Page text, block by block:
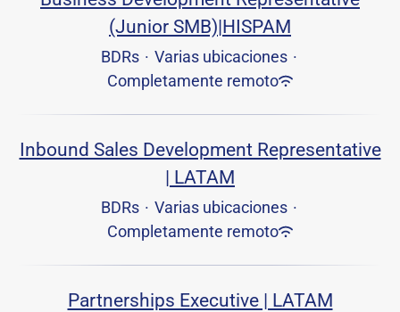
(Junior SMB)|HISPAM
BDRs · Varias ubicaciones ·
Completamente remoto
Inbound Sales Development Representative
| LATAM
BDRs · Varias ubicaciones ·
Completamente remoto
Partnerships Executive | LATAM